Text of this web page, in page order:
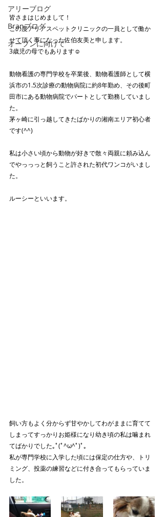
アリーブログ
Branブログ
オープンに向けて
皆さまはじめまして！
この度アリアスペットクリニックの一員として働か
せて頂く事になった佐伯友美と申します。
3歳児の母でもあります☺️
動物看護の専門学校を卒業後、動物看護師として横
浜市の1.5次診療の動物病院に約8年勤め、その後町
田市にある動物病院でパートとして勤務していまし
た。
茅ヶ崎に引っ越してきたばかりの湘南エリア初心者
です(^^)
私は小さい頃から動物が好きで散々両親に頼み込ん
でやっっっと飼うこと許された初代ワンコがいまし
た。
ルーシーといいます。
飼い方もよく分からず甘やかしてわがままに育てて
しまってすっかりお姫様になり幼き頃の私は噛まれ
てばかりでした｡ﾟ(ﾟ^ω^ﾟ)ﾟ｡
私が専門学校に入学した頃には保定の仕方や、トリ
ミング、投薬の練習などに付き合ってもらっていま
した。